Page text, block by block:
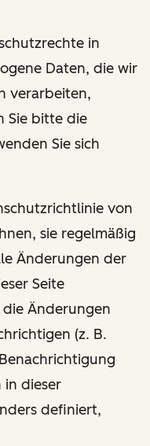
in
Daten, die wir
verarbeiten,
Sie bitte die
Sie sich
von
sie regelmäßig
Änderungen der
Seite
Änderungen
(z. B.
in dieser
definiert,